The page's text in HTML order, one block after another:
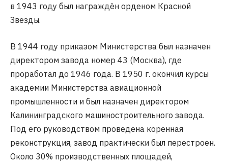
в 1943 году был награждён орденом Красной
Звезды.
В 1944 году приказом Министерства был назначен
директором завода номер 43 (Москва), где
проработал до 1946 года. В 1950 г. окончил курсы
академии Министерства авиационной
промышленности и был назначен директором
Калининградского машиностроительного завода.
Под его руководством проведена коренная
реконструкция, завод практически был перестроен.
Около 30% производственных площадей,